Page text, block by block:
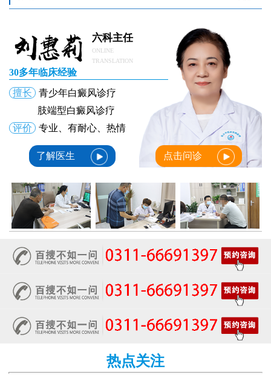
六科主任
ONLINE
TRANSLATION
30多年临床经验
擅长
青少年白癜风诊疗
肢端型白癜风诊疗
评价
专业、有耐心、热情
了解医生 点击问诊
热点关注